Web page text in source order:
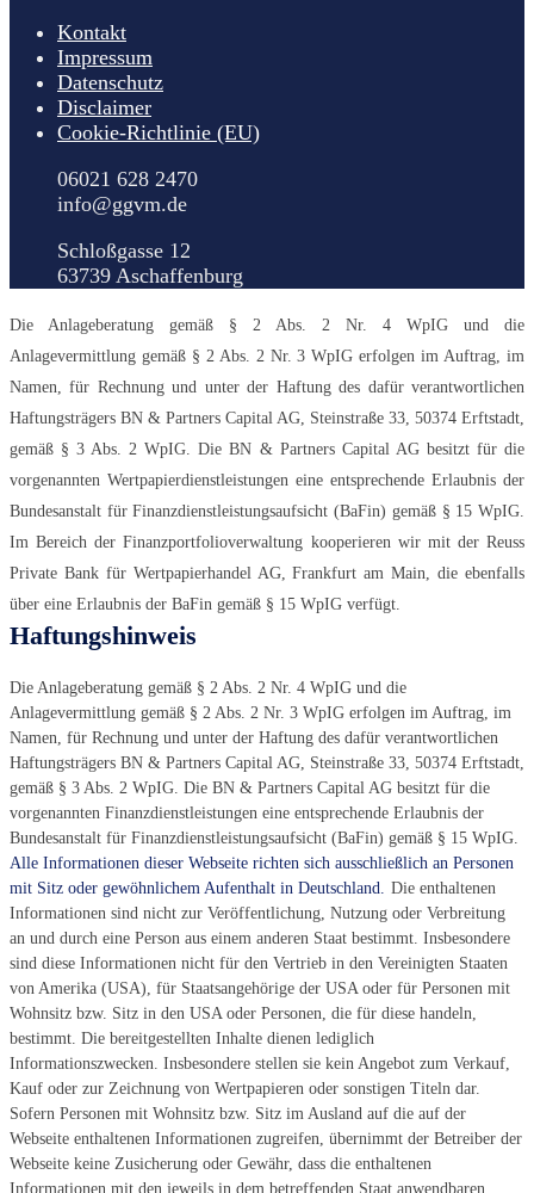
Kontakt
Impressum
Datenschutz
Disclaimer
Cookie-Richtlinie (EU)
06021 628 2470
info@ggvm.de
Schloßgasse 12
63739 Aschaffenburg
Die Anlageberatung gemäß § 2 Abs. 2 Nr. 4 WpIG und die
Anlagevermittlung gemäß § 2 Abs. 2 Nr. 3 WpIG erfolgen im Auftrag, im
Namen, für Rechnung und unter der Haftung des dafür verantwortlichen
Haftungsträgers BN & Partners Capital AG, Steinstraße 33, 50374 Erftstadt,
gemäß § 3 Abs. 2 WpIG. Die BN & Partners Capital AG besitzt für die
vorgenannten Wertpapierdienstleistungen eine entsprechende Erlaubnis der
Bundesanstalt für Finanzdienstleistungsaufsicht (BaFin) gemäß § 15 WpIG.
Im Bereich der Finanzportfolioverwaltung kooperieren wir mit der Reuss
Private Bank für Wertpapierhandel AG, Frankfurt am Main, die ebenfalls
über eine Erlaubnis der BaFin gemäß § 15 WpIG verfügt.
Haftungshinweis
Die Anlageberatung gemäß § 2 Abs. 2 Nr. 4 WpIG und die
Anlagevermittlung gemäß § 2 Abs. 2 Nr. 3 WpIG erfolgen im Auftrag, im
Namen, für Rechnung und unter der Haftung des dafür verantwortlichen
Haftungsträgers BN & Partners Capital AG, Steinstraße 33, 50374 Erftstadt,
gemäß § 3 Abs. 2 WpIG. Die BN & Partners Capital AG besitzt für die
vorgenannten Finanzdienstleistungen eine entsprechende Erlaubnis der
Bundesanstalt für Finanzdienstleistungsaufsicht (BaFin) gemäß § 15 WpIG.
Alle Informationen dieser Webseite richten sich ausschließlich an Personen
mit Sitz oder gewöhnlichem Aufenthalt in Deutschland.
Die enthaltenen
Informationen sind nicht zur Veröffentlichung, Nutzung oder Verbreitung
an und durch eine Person aus einem anderen Staat bestimmt. Insbesondere
sind diese Informationen nicht für den Vertrieb in den Vereinigten Staaten
von Amerika (USA), für Staatsangehörige der USA oder für Personen mit
Wohnsitz bzw. Sitz in den USA oder Personen, die für diese handeln,
bestimmt. Die bereitgestellten Inhalte dienen lediglich
Informationszwecken. Insbesondere stellen sie kein Angebot zum Verkauf,
Kauf oder zur Zeichnung von Wertpapieren oder sonstigen Titeln dar.
Sofern Personen mit Wohnsitz bzw. Sitz im Ausland auf die auf der
Webseite enthaltenen Informationen zugreifen, übernimmt der Betreiber der
Webseite keine Zusicherung oder Gewähr, dass die enthaltenen
Informationen mit den jeweils in dem betreffenden Staat anwendbaren